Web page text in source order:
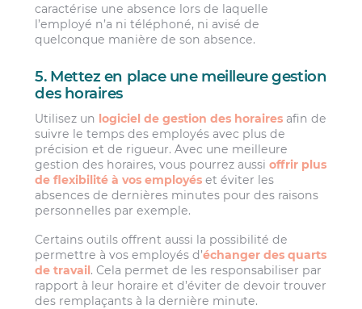
caractérise une absence lors de laquelle
l’employé n’a ni téléphoné, ni avisé de
quelconque manière de son absence.
5. Mettez en place une meilleure gestion
des horaires
Utilisez un logiciel de gestion des horaires afin de
suivre le temps des employés avec plus de
précision et de rigueur. Avec une meilleure
gestion des horaires, vous pourrez aussioffrir plus
de flexibilité à vos employés et éviter les
absences de dernières minutes pour des raisons
personnelles par exemple.
Certains outils offrent aussi la possibilité de
permettre à vos employés d’échanger des quarts
de travail. Cela permet de les responsabiliser par
rapport à leur horaire et d’éviter de devoir trouver
des remplaçants à la dernière minute.